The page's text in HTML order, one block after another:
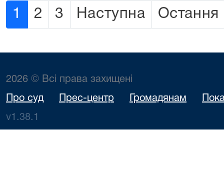
1 2 3 Наступна Остання
2026 © Всі права захищені
Про суд Прес-центр Громадянам
v1.38.1